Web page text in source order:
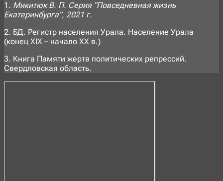
1. Микитюк В. П. Серия “Повседневная жизнь
Екатеринбурга”, 2021 г.
2. БД. Регистр населения Урала. Население Урала
(конец XIX – начало XX в.)
3. Книга Памяти жертв политических репрессий.
Свердловская область.